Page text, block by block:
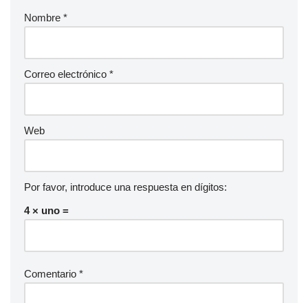
Nombre *
Correo electrónico *
Web
Por favor, introduce una respuesta en dígitos:
4 × uno =
Comentario *